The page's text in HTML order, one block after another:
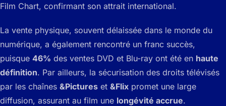
Film Chart, confirmant son attrait international.
La vente physique, souvent délaissée dans le monde du
numérique, a également rencontré un franc succès,
puisque 46% des ventes DVD et Blu-ray ont été en haute
définition. Par ailleurs, la sécurisation des droits télévisés
par les chaînes &Pictures et &Flix promet une large
diffusion, assurant au film une longévité accrue.